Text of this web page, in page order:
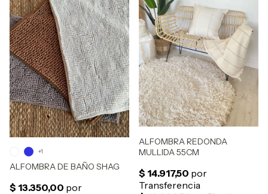
ALFOMBRA DE BAÑO SHAG
+1
ALFOMBRA REDONDA
MULLIDA 55CM